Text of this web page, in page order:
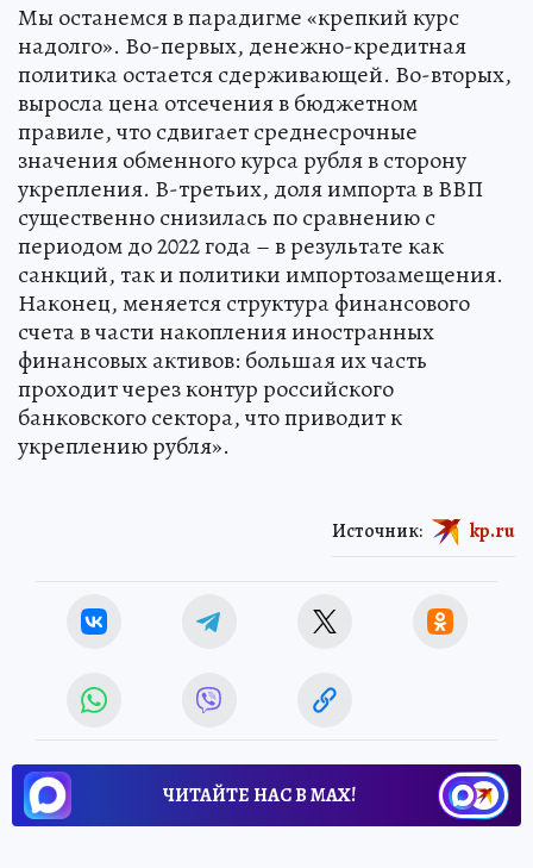
Мы останемся в парадигме «крепкий курс
надолго». Во-первых, денежно-кредитная
политика остается сдерживающей. Во-вторых,
выросла цена отсечения в бюджетном
правиле, что сдвигает среднесрочные
значения обменного курса рубля в сторону
укрепления. В-третьих, доля импорта в ВВП
существенно снизилась по сравнению с
периодом до 2022 года – в результате как
санкций, так и политики импортозамещения.
Наконец, меняется структура финансового
счета в части накопления иностранных
финансовых активов: большая их часть
проходит через контур российского
банковского сектора, что приводит к
укреплению рубля».
Источник: kp.ru
ЧИТАЙТЕ НАС В МАХ!